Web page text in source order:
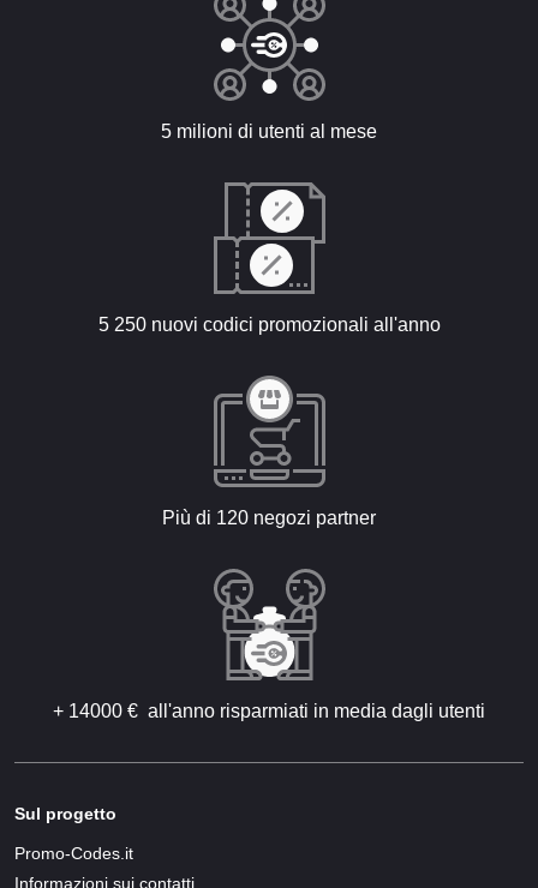
5 milioni di utenti al mese
5 250 nuovi codici promozionali all'anno
Più di 120 negozi partner
+ 14000 € all'anno risparmiati in media dagli utenti
Sul progetto
Promo-Codes.it
Informazioni sui contatti